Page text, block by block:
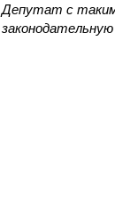
Депутат с